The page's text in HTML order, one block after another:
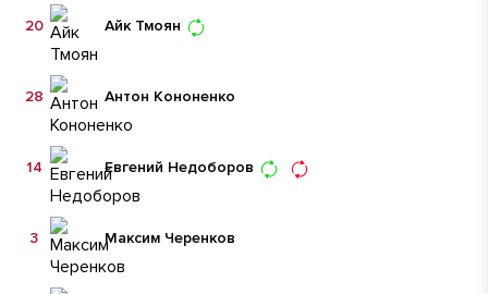
Айк Тмоян
20
Антон Кононенко
28
Евгений Недоборов
14
Максим Черенков
3